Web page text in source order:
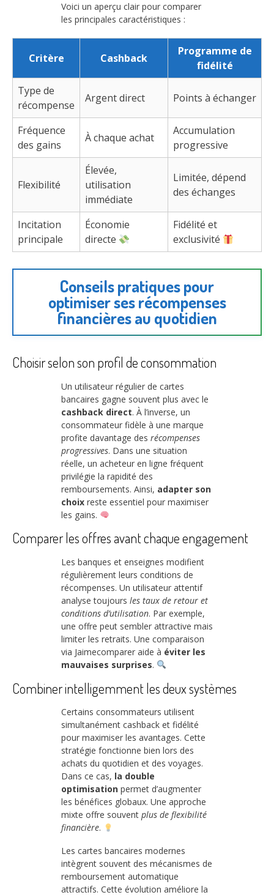
Voici un aperçu clair pour comparer
les principales caractéristiques :
Critère Cashback
Programme de
fidélité
Type de
récompense
Argent direct Points à échanger
Fréquence
des gains
À chaque achat
Accumulation
progressive
Flexibilité
Élevée,
utilisation
immédiate
Limitée, dépend
des échanges
Incitation
principale
Économie
directe
Fidélité et
exclusivité
Conseils pratiques pour
optimiser ses récompenses
financières au quotidien
Choisir selon son profil de consommation
Un utilisateur régulier de cartes
bancaires gagne souvent plus avec le
cashback direct. À l’inverse, un
consommateur fidèle à une marque
profite davantage des récompenses
progressives. Dans une situation
réelle, un acheteur en ligne fréquent
privilégie la rapidité des
remboursements. Ainsi, adapter son
choix reste essentiel pour maximiser
les gains.
Comparer les offres avant chaque engagement
Les banques et enseignes modifient
régulièrement leurs conditions de
récompenses. Un utilisateur attentif
analyse toujours les taux de retour et
conditions d’utilisation. Par exemple,
une offre peut sembler attractive mais
limiter les retraits. Une comparaison
via Jaimecomparer aide à éviter les
mauvaises surprises.
Combiner intelligemment les deux systèmes
Certains consommateurs utilisent
simultanément cashback et fidélité
pour maximiser les avantages. Cette
stratégie fonctionne bien lors des
achats du quotidien et des voyages.
Dans ce cas, la double
optimisation permet d’augmenter
les bénéfices globaux. Une approche
mixte offre souvent plus de flexibilité
financière.
Les cartes bancaires modernes
intègrent souvent des mécanismes de
remboursement automatique
attractifs. Cette évolution améliore la